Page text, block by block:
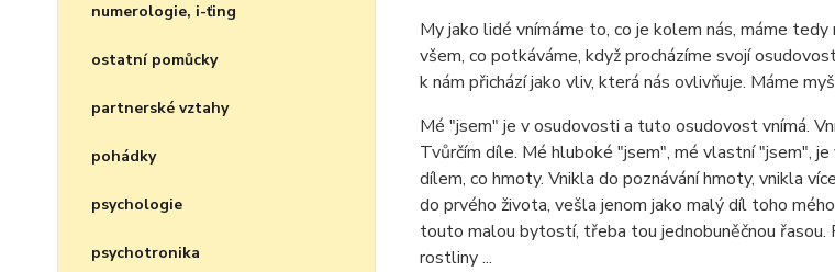
numerologie, i-ťing
ostatní pomůcky
partnerské vztahy
pohádky
psychologie
psychotronika
My jako lidé vnímáme to, co je kolem nás, máme
všem, co potkáváme, když procházíme svojí
k nám přichází jako vliv, která nás ovlivňuje. Máme
Mé "jsem" je v osudovosti a tuto osudovost vnímá.
Tvůrčím díle. Mé hluboké "jsem", mé vlastní "jsem",
dílem, co hmoty. Vnikla do poznávání hmoty, vnikla
do prvého života, vešla jenom jako malý díl toho
touto malou bytostí, třeba tou jednobuněčnou
rostliny ...